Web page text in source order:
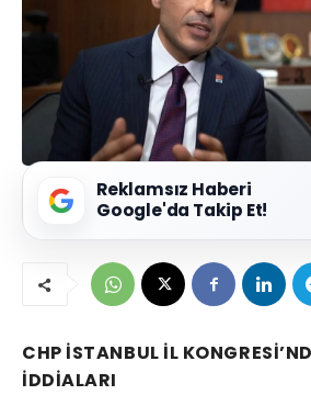
Reklamsız Haberi
Google'da Takip Et!
CHP İSTANBUL İL
İDDİALARI